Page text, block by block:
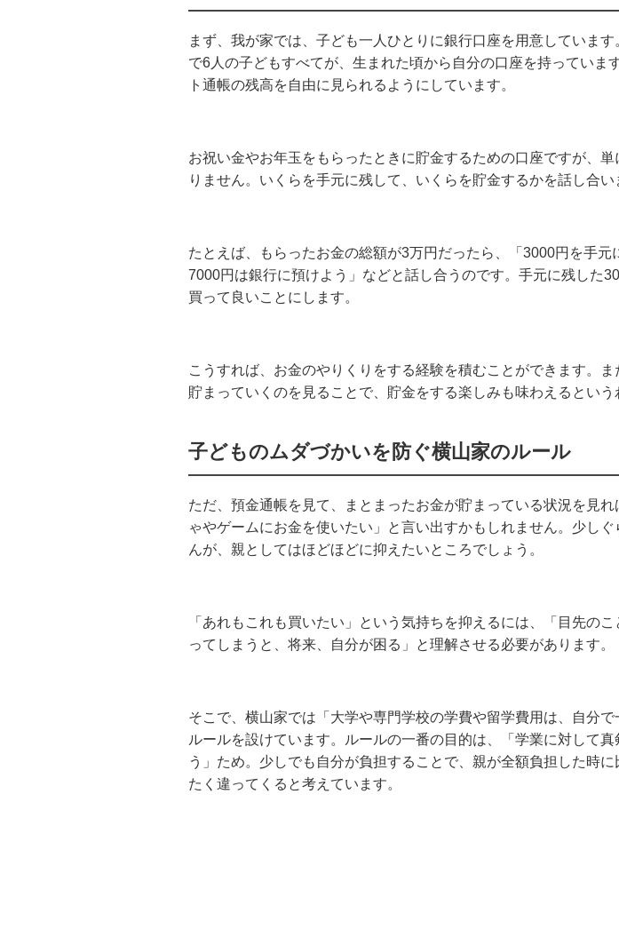
まず、我が家では、子ども一人ひとりに銀行口座を用意しています
で6 人の子どもすべてが、生まれた頃から自分の口座を持っていま
ト通帳の残高を自由に見られるようにしています。
お祝い金やお年玉をもらった とき に貯金するための口座ですが、
りません。いくらを手元に残して、いくらを貯金するかを話し合い
たとえば、もらったお金の総額が3万円だったら、「 3000円を手元
7000円は銀行に預けよう」などと話し合うのです。手元に残した
買って良いことにします。
こうすれば、お金のやりくりをする経験を積むことができます。
貯まっていくのを見ることで、貯金をする楽しみも味わえるという
子どものムダづかいを防ぐ横山家のルール
ただ、預金通帳を見て、まとまったお金が貯まっている状況を見
ゃやゲームにお金を使いたい」と言い出すかもしれません。少し
んが、親としてはほどほどに抑えたいところでしょう。
「あれもこれも買いたい」という気持ちを抑えるには、「目先の
ってしまうと、将来、自分が困る」と理解させる必要があります。
そこで、横山家では「大学や専門学校の学費や留学費用は、自分で
ルールを設けています。ルールの一番の目的は、「学業に対して真
う」ため。少しでも自分が負担することで、親が全額負担した時
たく違ってくると考えています。